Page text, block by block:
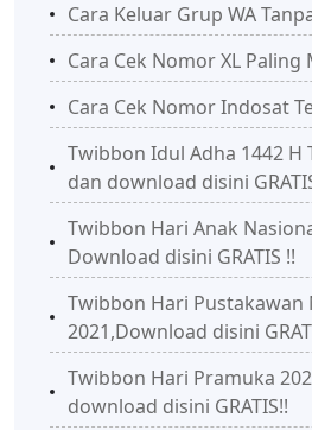
Cara Keluar Grup WA
Cara Cek Nomor XL
Cara Cek Nomor Indosat
Twibbon Idul Adha 1442 H
dan download disini
Twibbon Hari Anak
Download disini GRATIS !!
Twibbon Hari Pustakawan
2021,Download disini
Twibbon Hari Pramuka
download disini GRATIS!!